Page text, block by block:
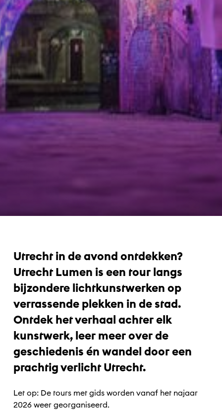
Utrecht in de avond ontdekken?
Utrecht Lumen is een tour langs
bijzondere lichtkunstwerken op
verrassende plekken in de stad.
Ontdek het verhaal achter elk
kunstwerk, leer meer over de
geschiedenis én wandel door een
prachtig verlicht Utrecht.
Let op: De tours met gids worden vanaf het najaar
2026 weer georganiseerd.